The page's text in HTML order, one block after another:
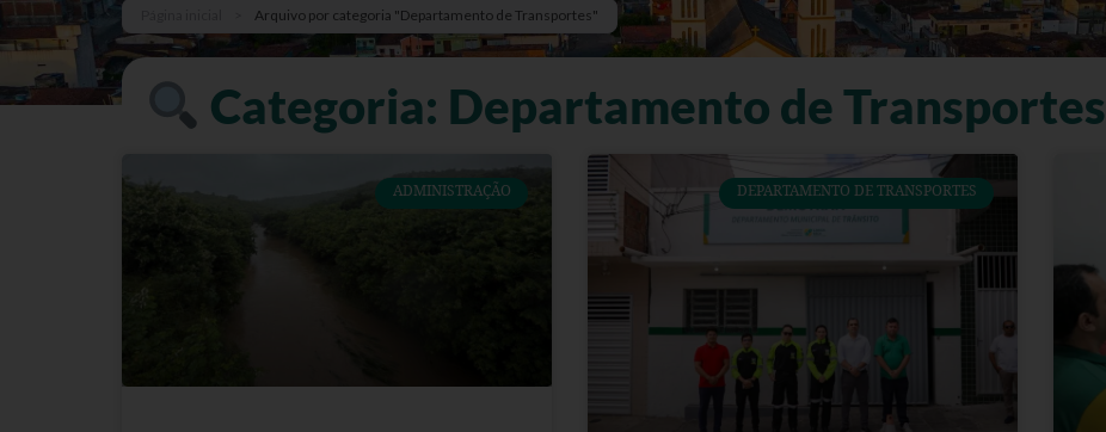
Arquivo por categoria "Departamento de Transportes"
Categoria: Departamento de Transportes
ADMINISTRAÇÃO DEPARTAMENTO DE TRANSPORTES